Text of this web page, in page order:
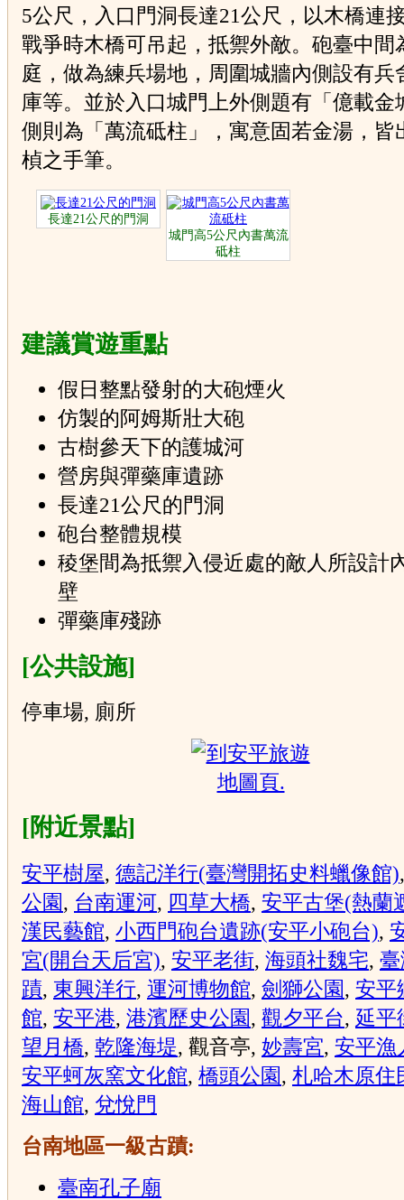
5公尺，入口門洞長達21公尺，以木橋連
戰爭時木橋可吊起，抵禦外敵。砲臺中間
庭，做為練兵場地，周圍城牆內側設有兵
庫等。並於入口城門上外側題有「億載金
側則為「萬流砥柱」，寓意固若金湯，皆
楨之手筆。
長達21公尺的門洞
城門高5公尺內書萬流
砥柱
建議賞遊重點
假日整點發射的大砲煙火
仿製的阿姆斯壯大砲
古樹參天下的護城河
營房與彈藥庫遺跡
長達21公尺的門洞
砲台整體規模
稜堡間為抵禦入侵近處的敵人所設計
壁
彈藥庫殘跡
[公共設施]
停車場, 廁所
[附近景點]
安平樹屋, 德記洋行(臺灣開拓史料蠟像館)
公園, 台南運河, 四草大橋, 安平古堡(熱蘭
漢民藝館, 小西門砲台遺跡(安平小砲台),
宮(開台天后宮), 安平老街, 海頭社魏宅,
蹟, 東興洋行, 運河博物館, 劍獅公園, 安平
館, 安平港, 港濱歷史公園, 觀夕平台, 延平
望月橋, 乾隆海堤, 觀音亭, 妙壽宮, 安平漁
安平蚵灰窯文化館, 橋頭公園, 札哈木原住
海山館, 兌悅門
台南地區一級古蹟:
臺南孔子廟